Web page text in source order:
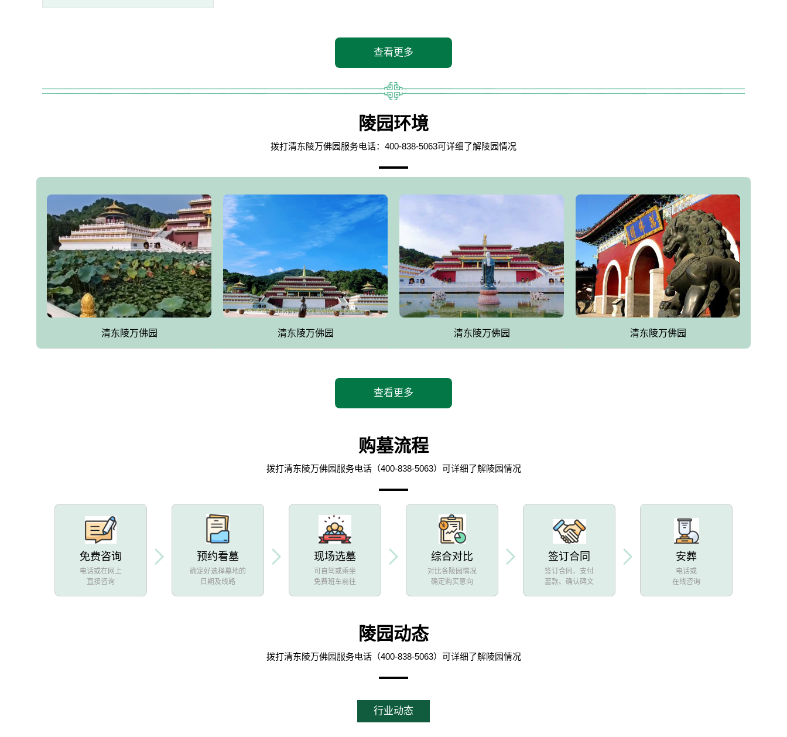
查看更多
陵园环境
拨打清东陵万佛园服务电话：400-838-5063可详细了解陵园情况
清东陵万佛园 清东陵万佛园 清东陵万佛园 清东陵万佛园
查看更多
购墓流程
拨打清东陵万佛园服务电话（400-838-5063）可详细了解陵园情况
免费咨询
电话或在网上
直接咨询
预约看墓
确定好选择墓地的
日期及线路
现场选墓
可自驾或乘坐
免费班车前往
综合对比
对比各陵园情况
确定购买意向
签订合同
签订合同、支付
墓款、确认碑文
安葬
电话或
在线咨询
陵园动态
拨打清东陵万佛园服务电话（400-838-5063）可详细了解陵园情况
行业动态